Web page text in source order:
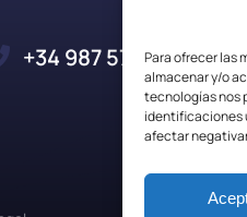
Para ofrecer las
almacenar y/o
tecnologías nos
identificaciones
afectar
+34 987 57 23 23